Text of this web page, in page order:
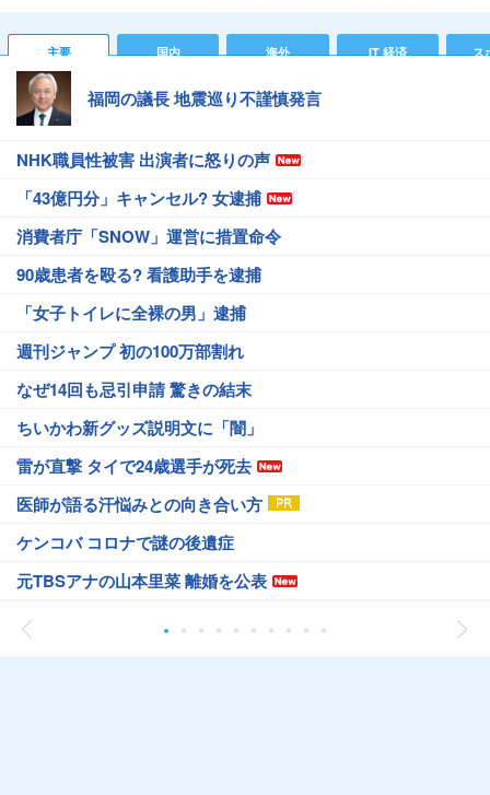
主要 国内 海外 IT 経済 ス
福岡の議長 地震巡り不謹慎発言
NHK職員性被害 出演者に怒りの声
「43億円分」キャンセル? 女逮捕
消費者庁「SNOW」運営に措置命令
90歳患者を殴る? 看護助手を逮捕
「女子トイレに全裸の男」逮捕
週刊ジャンプ 初の100万部割れ
なぜ14回も忌引申請 驚きの結末
ちいかわ新グッズ説明文に「闇」
雷が直撃 タイで24歳選手が死去
医師が語る汗悩みとの向き合い方
ケンコバ コロナで謎の後遺症
元TBSアナの山本里菜 離婚を公表